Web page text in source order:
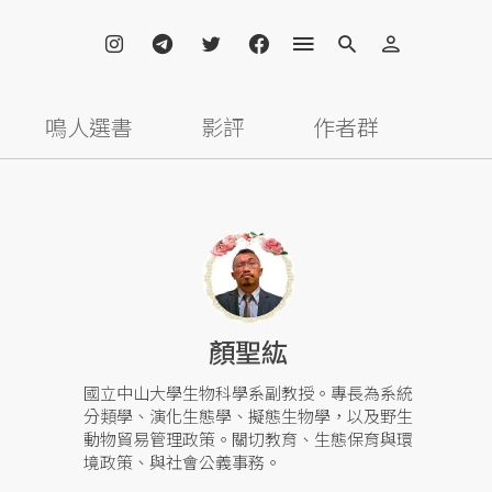
鳴人選書 影評 作者群
顏聖紘
國立中山大學生物科學系副教授。專長為系統
分類學、演化生態學、擬態生物學，以及野生
動物貿易管理政策。關切教育、生態保育與環
境政策、與社會公義事務。